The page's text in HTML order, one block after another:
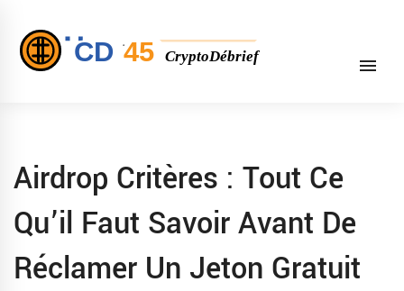
Airdrop Critères : Tout Ce
Qu’il Faut Savoir Avant De
Réclamer Un Jeton Gratuit